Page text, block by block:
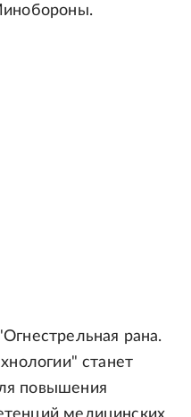
рана.
станет
повышения